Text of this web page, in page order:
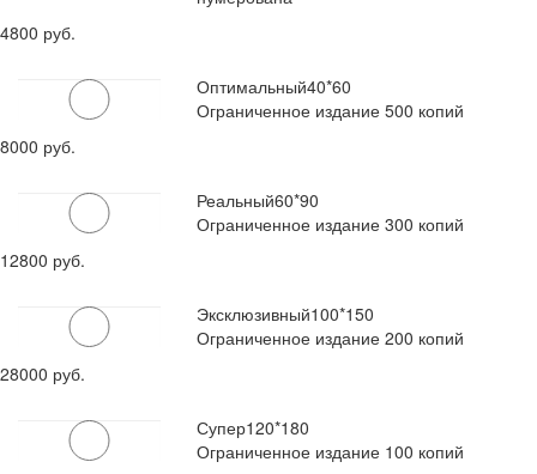
4800 руб.
Оптимальный40*60
Ограниченное издание 500 копий
8000 руб.
Реальный60*90
Ограниченное издание 300 копий
12800 руб.
Эксклюзивный100*150
Ограниченное издание 200 копий
28000 руб.
Супер120*180
Ограниченное издание 100 копий